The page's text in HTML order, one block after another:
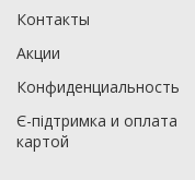
Контакты
Акции
Конфиденциальность
Є-підтримка и оплата
картой